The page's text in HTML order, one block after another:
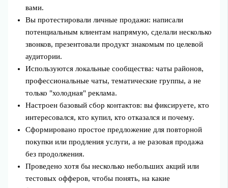
вами.
Вы протестировали личные продажи: написали
потенциальным клиентам напрямую, сделали несколько
звонков, презентовали продукт знакомым по целевой
аудитории.
Используются локальные сообщества: чаты районов,
профессиональные чаты, тематические группы, а не
только "холодная" реклама.
Настроен базовый сбор контактов: вы фиксируете, кто
интересовался, кто купил, кто отказался и почему.
Сформировано простое предложение для повторной
покупки или продления услуги, а не разовая продажа
без продолжения.
Проведено хотя бы несколько небольших акций или
тестовых офферов, чтобы понять, на какие